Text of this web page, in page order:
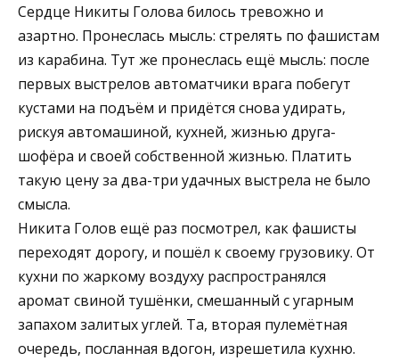
Сердце Никиты Голова билось тревожно и
азартно. Пронеслась мысль: стрелять по фашистам
из карабина. Тут же пронеслась ещё мысль: после
первых выстрелов автоматчики врага побегут
кустами на подъём и придётся снова удирать,
рискуя автомашиной, кухней, жизнью друга-
шофёра и своей собственной жизнью. Платить
такую цену за два-три удачных выстрела не было
смысла.
Никита Голов ещё раз посмотрел, как фашисты
переходят дорогу, и пошёл к своему грузовику. От
кухни по жаркому воздуху распространялся
аромат свиной тушёнки, смешанный с угарным
запахом залитых углей. Та, вторая пулемётная
очередь, посланная вдогон, изрешетила кухню.